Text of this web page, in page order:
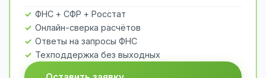
ФНС + СФР + Росстат
Онлайн-сверка расчётов
Ответы на запросы ФНС
Техподдержка без выходных